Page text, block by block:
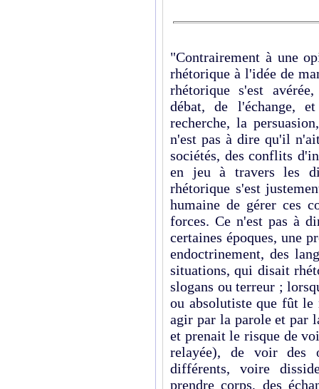
"Contrairement à une
rhétorique à l'idée de
rhétorique s'est
débat, de l'échange,
recherche, la
n'est pas à dire qu'il
sociétés, des conflits
en jeu à travers les
rhétorique s'est
humaine de gérer ces
forces. Ce n'est pas à
certaines époques, une
endoctrinement, des
situations, qui disait
slogans ou terreur ;
ou absolutiste que fût
agir par la parole et par
et prenait le risque de
relayée), de voir des
différents, voire
prendre corps, des